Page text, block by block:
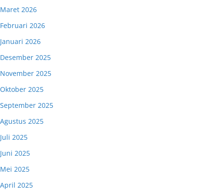
Maret 2026
Februari 2026
Januari 2026
Desember 2025
November 2025
Oktober 2025
September 2025
Agustus 2025
Juli 2025
Juni 2025
Mei 2025
April 2025